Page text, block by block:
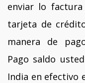
enviar lo
tarjeta de
manera de
Pago saldo
India en efectivo